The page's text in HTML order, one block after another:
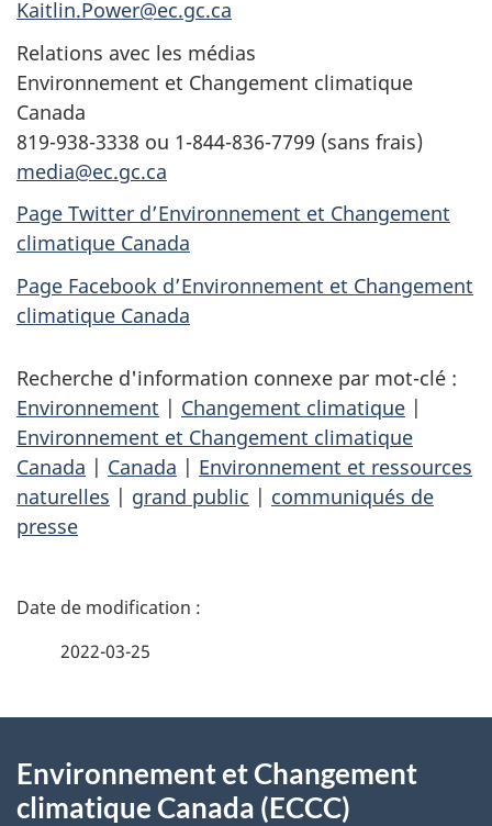
Kaitlin.Power@ec.gc.ca
Relations avec les médias
Environnement et Changement climatique
Canada
819-938-3338 ou 1-844-836-7799 (sans frais)
media@ec.gc.ca
Page Twitter d’Environnement et Changement
climatique Canada
Page Facebook d’Environnement et Changement
climatique Canada
Recherche d'information connexe par mot-clé :
Environnement | Changement climatique |
Environnement et Changement climatique
Canada | Canada | Environnement et ressources
naturelles | grand public | communiqués de
presse
D
i
2022-03-25
propos
Environnement et Changement
climatique Canada (ECCC)